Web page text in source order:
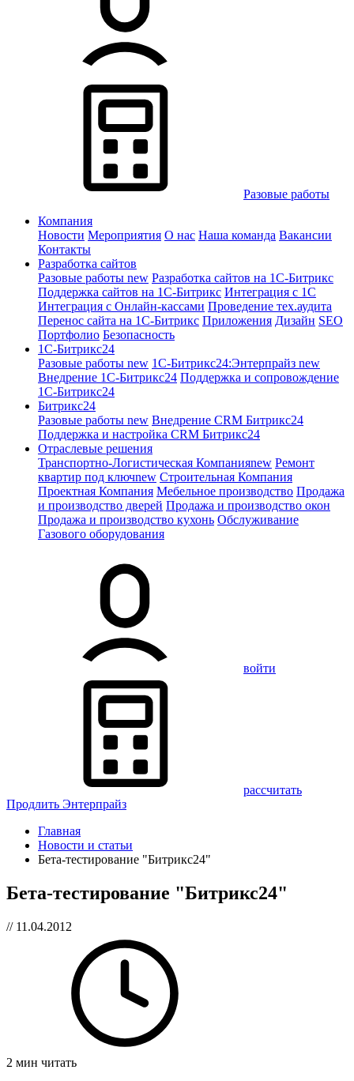
Разовые работы
Компания
Новости Мероприятия О нас Наша команда Вакансии
Контакты
Разработка сайтов
Разовые работы new Разработка сайтов на 1С-Битрикс
Поддержка сайтов на 1С-Битрикс Интеграция с 1С
Интеграция с Онлайн-кассами Проведение тех.аудита
Перенос сайта на 1С-Битрикс Приложения Дизайн SEO
Портфолио Безопасность
1C-Битрикс24
Разовые работы new 1С-Битрикс24:Энтерпрайз new
Внедрение 1C-Битрикс24 Поддержка и сопровождение
1С-Битрикс24
Битрикс24
Разовые работы new Внедрение CRM Битрикс24
Поддержка и настройка CRM Битрикс24
Отраслевые решения
Транспортно-Логистическая Компанияnew Ремонт
квартир под ключnew Строительная Компания
Проектная Компания Мебельное производство Продажа
и производство дверей Продажа и производство окон
Продажа и производство кухонь Обслуживание
Газового оборудования
войти
рассчитать
Продлить Энтерпрайз
Главная
Новости и статьи
Бета-тестирование "Битрикс24"
Бета-тестирование "Битрикс24"
// 11.04.2012
2 мин читать